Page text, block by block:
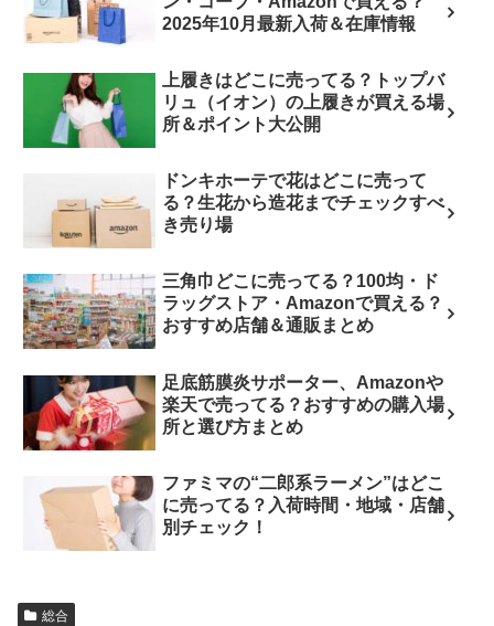
2025年10月最新入荷＆在庫情報
上履きはどこに売ってる？トップバ
リュ（イオン）の上履きが買える場
所＆ポイント大公開
ドンキホーテで花はどこに売って
る？生花から造花までチェックすべ
き売り場
三角巾どこに売ってる？100均・ド
ラッグストア・Amazonで買える？
おすすめ店舗＆通販まとめ
足底筋膜炎サポーター、Amazonや
楽天で売ってる？おすすめの購入場
所と選び方まとめ
ファミマの“二郎系ラーメン”はどこ
に売ってる？入荷時間・地域・店舗
別チェック！
総合